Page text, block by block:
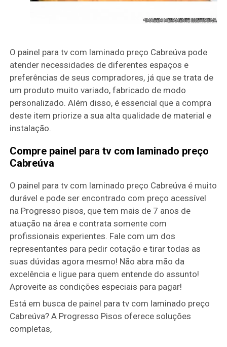
O painel para tv com laminado preço Cabreúva pode
atender necessidades de diferentes espaços e
preferências de seus compradores, já que se trata de
um produto muito variado, fabricado de modo
personalizado. Além disso, é essencial que a compra
deste item priorize a sua alta qualidade de material e
instalação.
Compre painel para tv com laminado preço
Cabreúva
O painel para tv com laminado preço Cabreúva é muito
durável e pode ser encontrado com preço acessível
na Progresso pisos, que tem mais de 7 anos de
atuação na área e contrata somente com
profissionais experientes. Fale com um dos
representantes para pedir cotação e tirar todas as
suas dúvidas agora mesmo! Não abra mão da
excelência e ligue para quem entende do assunto!
Aproveite as condições especiais para pagar!
Está em busca de painel para tv com laminado preço
Cabreúva? A Progresso Pisos oferece soluções
completas,